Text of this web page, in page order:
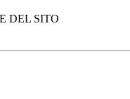
DEL SITO